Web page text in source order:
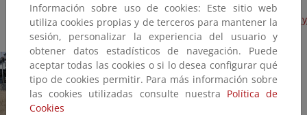
Playa de Ballota. Reparación descalce escalera y
barandilla (Plan Litoral 2014, Terminada)
Información sobre uso de cookies: Este sitio web
utiliza cookies propias y de terceros para mantener la
sesión, personalizar la experiencia del usuario y
obtener datos estadísticos de navegación. Puede
aceptar todas las cookies o si lo desea configurar qué
tipo de cookies permitir. Para más información sobre
las cookies utilizadas consulte nuestra Política de
Cookies